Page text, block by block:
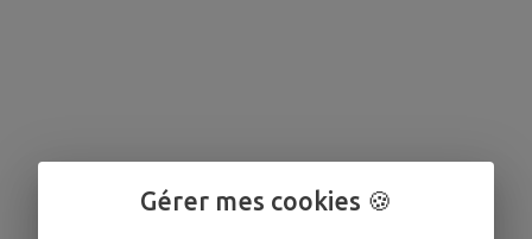
Gérer mes cookies 🍪